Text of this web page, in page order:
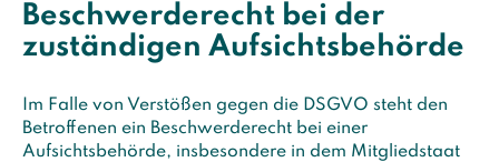
Beschwerde­recht bei der
zuständigen Aufsichts­behörde
Im Falle von Verstößen gegen die DSGVO steht den
Betroffenen ein Beschwerderecht bei einer
Aufsichtsbehörde, insbesondere in dem Mitgliedstaat